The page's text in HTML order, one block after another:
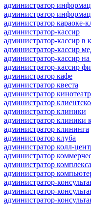
администратор
администратор
администратор караоке-
администратор-кассир
администратор-кассир в
администратор-кассир
администратор-кассир
администратор-кассир
администратор кафе
администратор квеста
администратор
администратор
администратор клиники
администратор клиники
администратор клининга
администратор клуба
администратор колл-
администратор
администратор комплекса
администратор
администратор-
администратор-
администратор-